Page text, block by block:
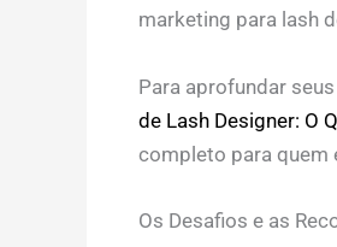
marketing para lash
Para aprofundar
de Lash Designer: O
completo para quem
Os Desafios e as